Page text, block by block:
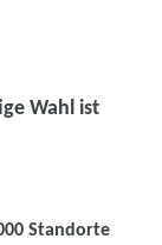
Wahl ist
Standorte